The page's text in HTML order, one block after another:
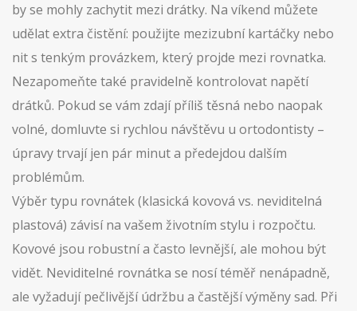
by se mohly zachytit mezi drátky. Na víkend můžete
udělat extra čistění: použijte mezizubní kartáčky nebo
nit s tenkým provázkem, který projde mezi rovnatka.
Nezapomeňte také pravidelně kontrolovat napětí
drátků. Pokud se vám zdají příliš těsná nebo naopak
volné, domluvte si rychlou návštěvu u ortodontisty –
úpravy trvají jen pár minut a předejdou dalším
problémům.
Výběr typu rovnátek (klasická kovová vs. neviditelná
plastová) závisí na vašem životním stylu i rozpočtu.
Kovové jsou robustní a často levnější, ale mohou být
vidět. Neviditelné rovnátka se nosí téměř nenápadně,
ale vyžadují pečlivější údržbu a častější výměny sad. Při